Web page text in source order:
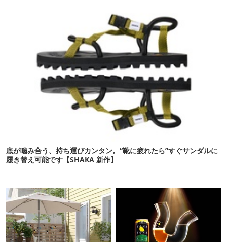
底が噛み合う、持ち運びカンタン。“靴に疲れたら”すぐサンダルに
履き替え可能です【SHAKA 新作】